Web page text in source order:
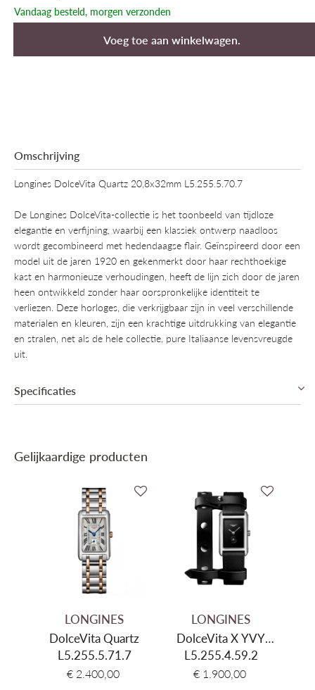
Vandaag besteld, morgen verzonden
Voeg toe aan winkelwagen.
Omschrijving
Longines DolceVita Quartz 20,8x32mm L5.255.5.70.7
De Longines DolceVita-collectie is het toonbeeld van tijdloze
elegantie en verfijning, waarbij een klassiek ontwerp naadloos
wordt gecombineerd met hedendaagse flair. Geïnspireerd door een
model uit de jaren 1920 en gekenmerkt door haar rechthoekige
kast en harmonieuze verhoudingen, heeft de lijn zich door de jaren
heen ontwikkeld zonder haar oorspronkelijke identiteit te
verliezen. Deze horloges, die verkrijgbaar zijn in veel verschillende
materialen en kleuren, zijn een krachtige uitdrukking van elegantie
en stralen, net als de hele collectie, pure Italiaanse levensvreugde
uit.
Specificaties
Mechanisme
Quartz (Batterij)
Roestvrij staal
Kleur wijzerplaat
Zilver
Materiaal armband
Roestvrij staal & 18kt goud
Zilver & Geel goud
Gelijkaardige producten
LONGINES
DolceVita Quartz
L5.255.5.71.7
€ 2.400,00
LONGINES
DolceVita X YVY
Quartz
L5.255.4.59.2
€ 1.900,00